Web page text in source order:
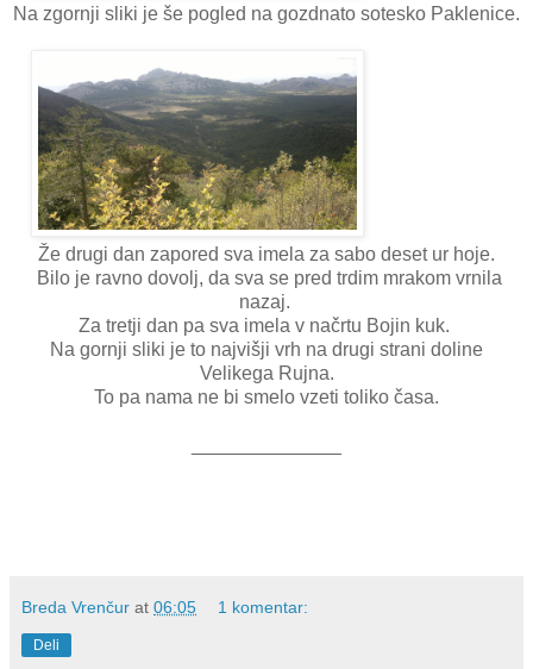
Na zgornji sliki je še pogled na gozdnato sotesko Paklenice.
Že drugi dan zapored sva imela za sabo deset ur hoje.
Bilo je ravno dovolj, da sva se pred trdim mrakom vrnila
nazaj.
Za tretji dan pa sva imela v načrtu Bojin kuk.
Na gornji sliki je to najvišji vrh na drugi strani doline
Velikega Rujna.
To pa nama ne bi smelo vzeti toliko časa.
Breda Vrenčur at 06:05 1 komentar:
Deli